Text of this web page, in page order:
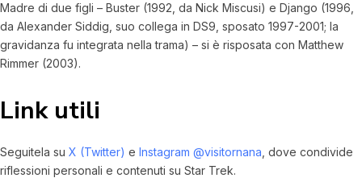
Madre di due figli – Buster (1992, da Nick Miscusi) e Django (1996,
da Alexander Siddig, suo collega in DS9, sposato 1997-2001; la
gravidanza fu integrata nella trama) – si è risposata con Matthew
Rimmer (2003).
Link utili
Seguitela su X (Twitter) e Instagram @visitornana , dove condivide
riflessioni personali e contenuti su Star Trek.